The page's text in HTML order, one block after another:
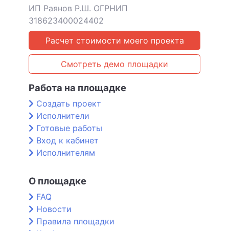
ИП Раянов Р.Ш. ОГРНИП
318623400024402
Расчет стоимости моего проекта
Смотреть демо площадки
Работа на площадке
Создать проект
Исполнители
Готовые работы
Вход к кабинет
Исполнителям
О площадке
FAQ
Новости
Правила площадки